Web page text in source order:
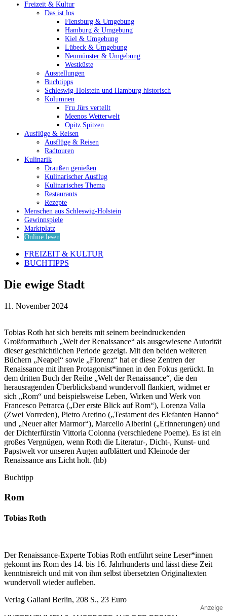
Freizeit & Kultur
Das ist los
Flensburg & Umgebung
Hamburg & Umgebung
Kiel & Umgebung
Lübeck & Umgebung
Neumünster & Umgebung
Westküste
Ausstellungen
Buchtipps
Schleswig-Holstein und Hamburg historisch
Kolumnen
Fru Jürs vertellt
Meenos Wetterwelt
Opitz Spitzen
Ausflüge & Reisen
Ausflüge & Reisen
Radtouren
Kulinarik
Draußen genießen
Kulinarischer Ausflug
Kulinarisches Thema
Restaurants
Rezepte
Menschen aus Schleswig-Holstein
Gewinnspiele
Marktplatz
Online lesen
FREIZEIT & KULTUR
BUCHTIPPS
Die ewige Stadt
11. November 2024
Tobias Roth hat sich bereits mit seinem beeindruckenden
Großformatbuch „Welt der Renaissance“ als ausgewiesene Autorität
dieser geschichtlichen Periode gezeigt. Mit den beiden weiteren
Büchern „Neapel“ sowie „Florenz“ hat er diese Zentren der
Renaissance mit ihren Protagonist*innen in den Fokus gerückt. In
dem dritten Buch der Reihe „Welt der Renaissance“, die den
herausragenden Überblicksband wundervoll flankiert, widmet er
sich „Rom“ und beispielsweise Leben, Wirken und Werk von
Francesco Petrarca („Der erste Blick auf Rom“), Lorenza Valla
(Zwei Vorreden), Pietro Aretino („Testament des Elefanten Hanno“
und „Neuer alter Marmor“), Marcello Alberini („Erinnerungen) und
der Dichterfürstin Vittoria Colonna (verschiedene Poeme). Es ist ein
großes Vergnügen, wenn Roth die Literatur-, Dicht-, Kunst- und
Papstwelt vor unseren Augen aufblättert und Kleinode der
Renaissance ans Licht holt. (hb)
Buchtipp
Rom
Tobias Roth
Der Renaissance-Experte Tobias Roth entführt seine Leser*innen
gekonnt ins Rom des 14. bis 16. Jahrhunderts und lässt diese Zeit
kenntnisreich und mit von ihm selbst übersetzten Originaltexten
wundervoll wieder aufleben.
Verlag Galiani Berlin, 208 S., 23 Euro